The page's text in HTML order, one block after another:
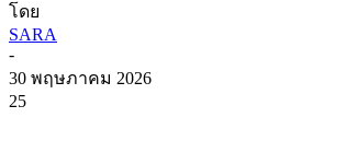
โดย
SARA
-
30 พฤษภาคม 2026
25